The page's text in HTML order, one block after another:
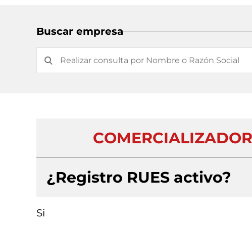
Buscar empresa
¿Registro RUES activo?
Si